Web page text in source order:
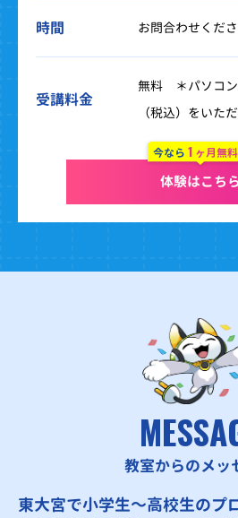
時間 お問合わせくださ
受講料金
無料 ＊パソコン
（税込）をいた
今なら 1 ヶ月無料
体験はこちら
教室からのメッ
東大宮で小学生～高校生のプ